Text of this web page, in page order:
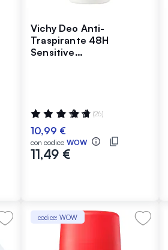
Vichy Deo Anti-
Traspirante 48H
Sensitive
Valutazione:
97%
(26)
10,99 €
con codice WOW
11,49 €
codice: WOW